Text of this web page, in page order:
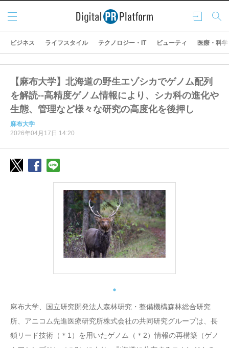
ログ
イン
検索
メニ
ュー
ビジネス ライフスタイル テクノロジー・IT ビューティ 医療・科学
【麻布大学】北海道の野生エゾシカでゲノム配列
を解読--高精度ゲノム情報により、シカ科の進化や
生態、管理など様々な研究の高度化を後押し
麻布大学
2026年04月17日 14:20
麻布大学、国立研究開発法人森林研究・整備機構森林総合研究
所、アニコム先進医療研究所株式会社の共同研究グループは、長
鎖リード技術（＊1）を用いたゲノム（＊2）情報の再構築（ゲノ